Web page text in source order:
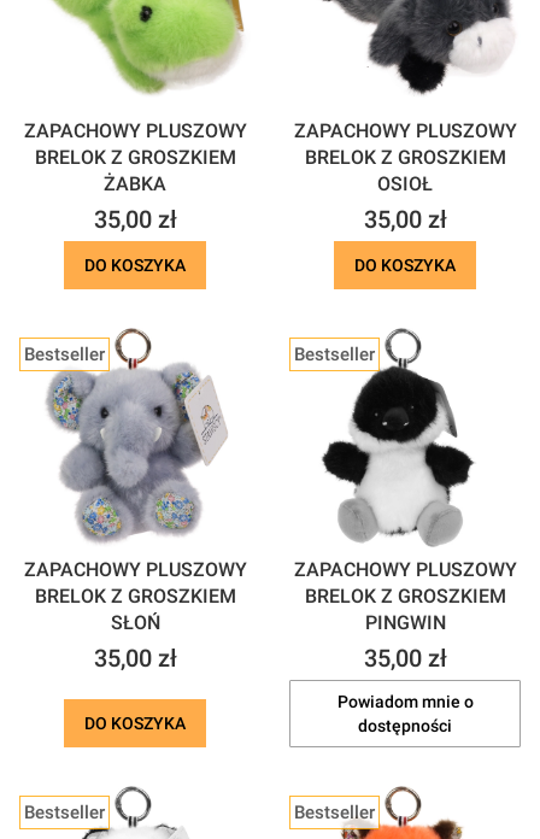
ZAPACHOWY PLUSZOWY
BRELOK Z GROSZKIEM
ŻABKA
Cena
35,00 zł
DO KOSZYKA
ZAPACHOWY PLUSZOWY
BRELOK Z GROSZKIEM
OSIOŁ
Cena
35,00 zł
DO KOSZYKA
Bestseller
ZAPACHOWY PLUSZOWY
BRELOK Z GROSZKIEM
SŁOŃ
Cena
35,00 zł
DO KOSZYKA
Bestseller
ZAPACHOWY PLUSZOWY
BRELOK Z GROSZKIEM
PINGWIN
Cena
35,00 zł
Powiadom mnie o
dostępności
Bestseller Bestseller